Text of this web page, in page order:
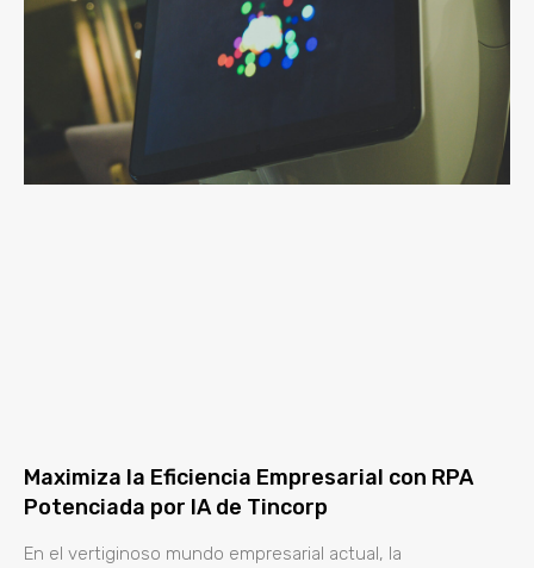
Maximiza la Eficiencia Empresarial con RPA
Potenciada por IA de Tincorp
En el vertiginoso mundo empresarial actual, la